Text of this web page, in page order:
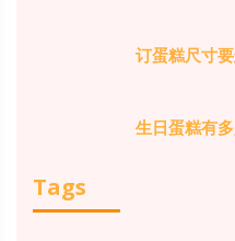
订蛋糕尺寸
生日蛋糕有
Tags